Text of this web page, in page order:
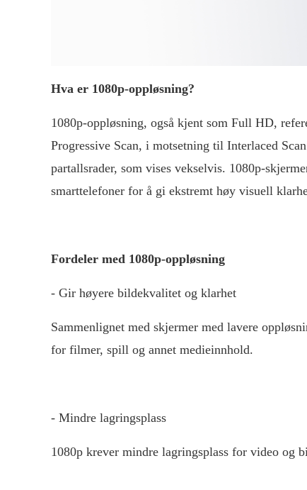
Hva er 1080p-oppløsning?
1080p-oppløsning, også kjent som Full HD,
Progressive Scan, i motsetning til Interlaced
partallsrader, som vises vekselvis. 1080p-
smarttelefoner for å gi ekstremt høy visuell
Fordeler med 1080p-oppløsning
- Gir høyere bildekvalitet og klarhet
Sammenlignet med skjermer med lavere
for filmer, spill og annet medieinnhold.
- Mindre lagringsplass
1080p krever mindre lagringsplass for video og